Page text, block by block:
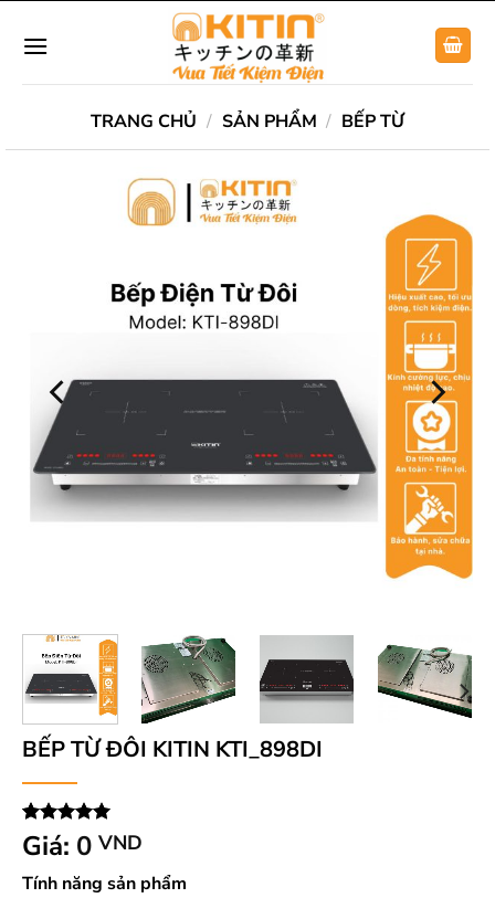
đến
TRANG CHỦ / SẢN PHẨM / BẾP TỪ
BẾP TỪ ĐÔI KITIN KTI_898DI
5.00trên 5
dựa trên
1
đánh giá
Giá: 0 VND
Tính năng sản phẩm